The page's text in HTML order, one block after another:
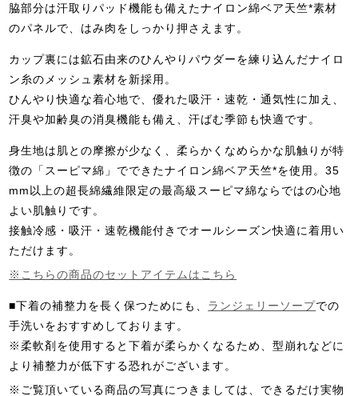
脇部分は汗取りパッド機能も備えたナイロン綿ベア天竺*素材
のパネルで、はみ肉をしっかり押さえます。
カップ裏には鉱石由来のひんやりパウダーを練り込んだナイロ
ン糸のメッシュ素材を新採用。
ひんやり快適な着心地で、優れた吸汗・速乾・通気性に加え、
汗臭や加齢臭の消臭機能も備え、汗ばむ季節も快適です。
身生地は肌との摩擦が少なく、柔らかくなめらかな肌触りが特
徴の「スーピマ綿」でできたナイロン綿ベア天竺*を使用。35
mm以上の超長綿繊維限定の最高級スーピマ綿ならではの心地
よい肌触りです。
接触冷感・吸汗・速乾機能付きでオールシーズン快適に着用い
ただけます。
※こちらの商品のセットアイテムはこちら
■下着の補整力を長く保つためにも、 ランジェリーソープでの
手洗いをおすすめしております。
※柔軟剤を使用すると下着が柔らかくなるため、型崩れなどに
より補整力が低下する恐れがございます。
※ご覧頂いている商品の写真につきましては、できるだけ実物